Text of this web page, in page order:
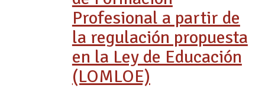
Profesional a partir de
la regulación propuesta
en la Ley de Educación
(LOMLOE)